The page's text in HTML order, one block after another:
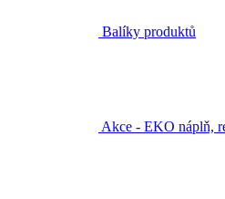
Balíky produktů
Akce - EKO náplň,